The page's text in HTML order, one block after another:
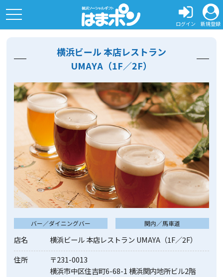
ログイン 新規登録
toggle
navigation
横浜ビール 本店レストラン
UMAYA（1F／2F）
バー／ダイニングバー 関内／馬車道
店名
横浜ビール 本店レストラン UMAYA（1F／2F）
住所
〒231-0013
横浜市中区住吉町6-68-1 横浜関内地所ビル2階